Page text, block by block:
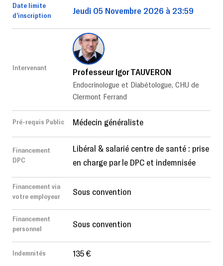
Date limite
d’inscription
Jeudi 05 Novembre 2026 à 23:59
Intervenant Professeur Igor TAUVERON
Endocrinologue et Diabétologue, CHU de
Clermont Ferrand
Pré-requis Public Médecin généraliste
Financement
DPC
Libéral & salarié centre de santé : prise
en charge par le DPC et indemnisée
Financement via
votre employeur
Sous convention
Financement
personnel
Sous convention
Indemnités 135 €